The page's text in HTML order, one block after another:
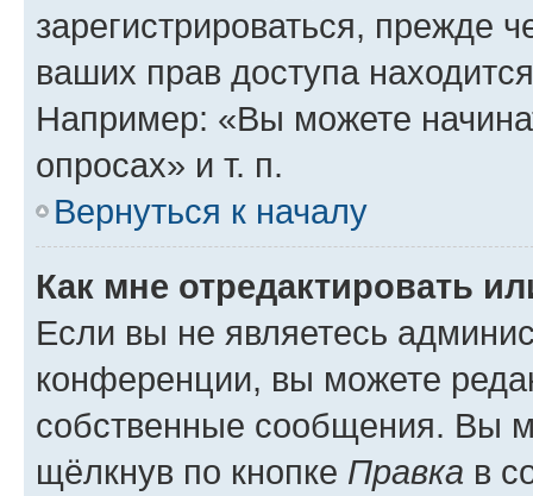
зарегистрироваться, прежде
ваших прав доступа
Например: «Вы можете
опросах» и т. п.
Вернуться к началу
Как мне отредактировать
Если вы не являетесь
конференции, вы можете
собственные сообщения. Вы
щёлкнув по кнопке Правка в